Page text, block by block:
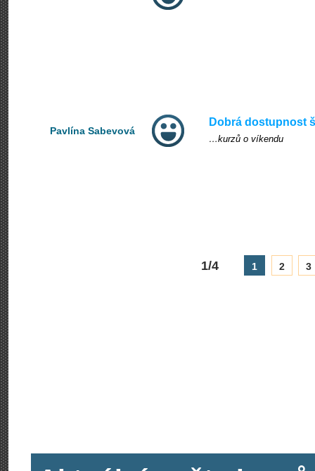
Pavlína Sabevová
Dobrá dostupnost
…kurzů o víkendu
1/4 1 2 3